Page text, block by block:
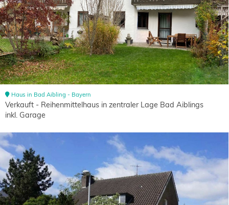
Haus in Bad Aibling - Bayern
Verkauft - Reihenmittelhaus in zentraler Lage Bad Aiblings
inkl. Garage